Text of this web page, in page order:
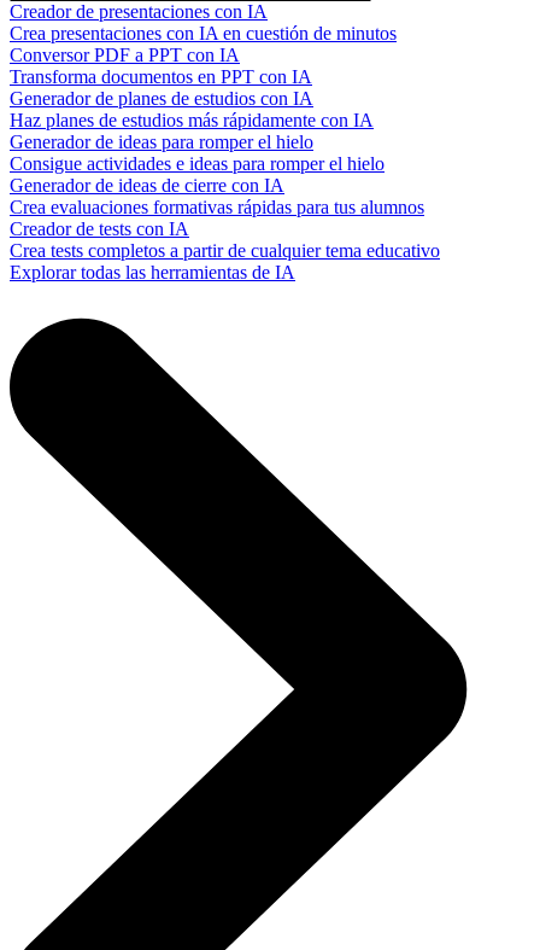
Creador de presentaciones con IA
Crea presentaciones con IA en cuestión de minutos
Conversor PDF a PPT con IA
Transforma documentos en PPT con IA
Generador de planes de estudios con IA
Haz planes de estudios más rápidamente con IA
Generador de ideas para romper el hielo
Consigue actividades e ideas para romper el hielo
Generador de ideas de cierre con IA
Crea evaluaciones formativas rápidas para tus alumnos
Creador de tests con IA
Crea tests completos a partir de cualquier tema educativo
Explorar todas las herramientas de IA